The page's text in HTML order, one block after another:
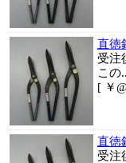
直徳
受注
この
[ ￥
直徳
受注